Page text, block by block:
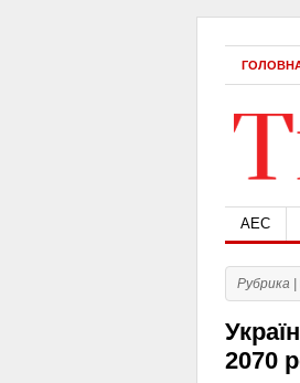
АЕС
Рубрика |
2070